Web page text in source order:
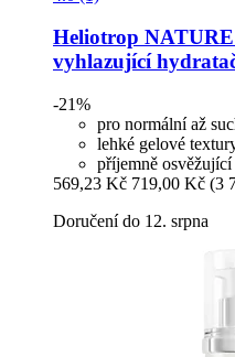
Heliotrop
vyhlazující
-21%
pro normální až
lehké gelové
příjemně osvěžující
569,23 Kč 719,00 Kč (3
Doručení do 12. srpna